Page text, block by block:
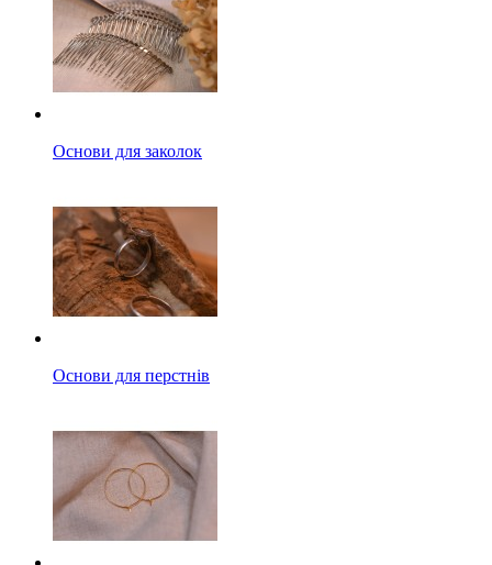
Основи для заколок
Основи для перстнів